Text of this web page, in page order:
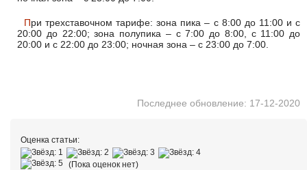
При трехставочном тарифе: зона пика – с 8:00 до 11:00 и с
20:00 до 22:00; зона полупика – с 7:00 до 8:00, с 11:00 до
20:00 и с 22:00 до 23:00; ночная зона – с 23:00 до 7:00.
Последнее обновление: 17-12-2020
Оценка статьи:
(Пока оценок нет)